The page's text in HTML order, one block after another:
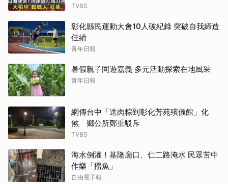
TVBS
彰化縣民運動大會10人破紀錄 突破自我締造
佳績
青年日報
暑假親子同遊嘉義 多元活動探索在地風采
青年日報
網傳台中「送肉粽到彰化芳苑殯儀館」化
煞 鄉公所鄭重駁斥
TVBS
海水倒灌！基隆廟口、仁二路淹水 民眾苦中
作樂「撈魚」
自由電子報